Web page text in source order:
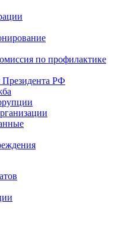
по профилактике
Президента РФ